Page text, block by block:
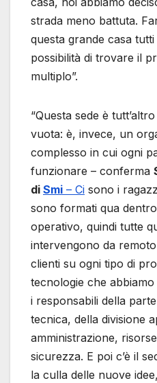
strada meno battuta.
questa grande casa
possibilità di trovare il
multiplo”.
“Questa sede è
vuota: è, invece, un
complesso in cui ogni
funzionare – conferma
di Smi – Ci sono i
sono formati qua
operativo, quindi tutte
intervengono da
clienti su ogni tipo di
tecnologie che
i responsabili della
tecnica, della divisione
amministrazione,
sicurezza. E poi c’è il
la culla delle nuove